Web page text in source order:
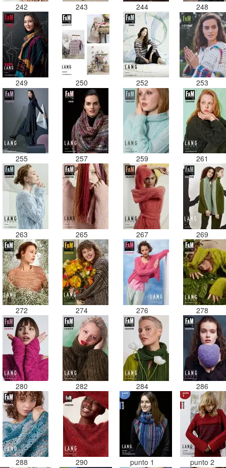
242 243 244 248
249 250 252 253
255 257 259 261
263 265 267 269
272 274 276 278
280 282 284 286
288 290 punto 1 punto 2